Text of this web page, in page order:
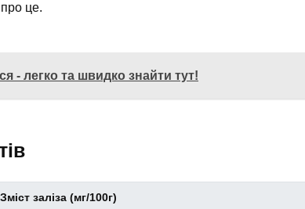
це.
- легко та швидко знайти тут!
Зміст заліза (мг/100г)